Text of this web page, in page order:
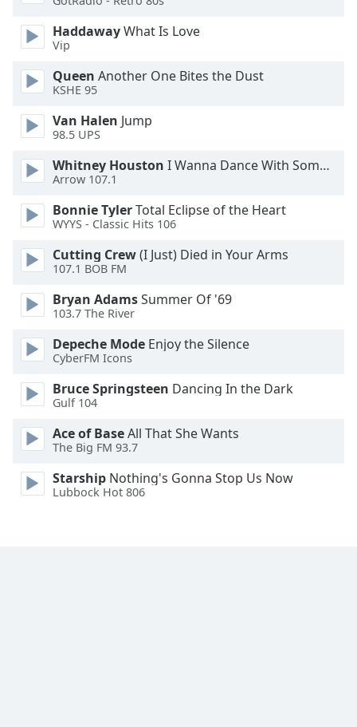
Opacity
Caption
Background
Color
Opacity
Font
Size
Text
Edge
Family
Reset
Close
Modal
Dialog
HaddawayWhat Is Love
Vip
Queen Another One Bites the Dust
KSHE 95
Van Halen Jump
98.5 UPS
Whitney Houston I Wanna Dance With Somebody
Arrow 107.1
Bonnie TylerTotal Eclipse of the Heart
WYYS - Classic Hits 106
Cutting Crew(I Just) Died in Your Arms
107.1 BOB FM
Bryan AdamsSummer Of '69
103.7 The River
Depeche Mode Enjoy the Silence
CyberFM Icons
Bruce Springsteen Dancing In the Dark
Gulf 104
Ace of BaseAll That She Wants
The Big FM 93.7
Starship Nothing's Gonna Stop Us Now
Lubbock Hot 806